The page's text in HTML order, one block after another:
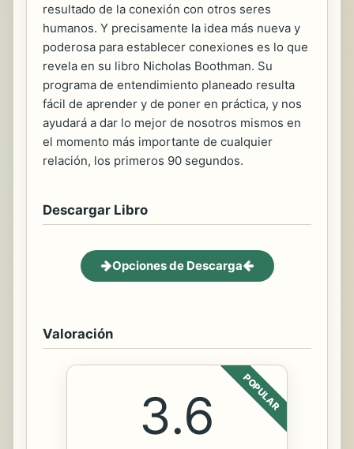
resultado de la conexión con otros seres
humanos. Y precisamente la idea más nueva y
poderosa para establecer conexiones es lo que
revela en su libro Nicholas Boothman. Su
programa de entendimiento planeado resulta
fácil de aprender y de poner en práctica, y nos
ayudará a dar lo mejor de nosotros mismos en
el momento más importante de cualquier
relación, los primeros 90 segundos.
Descargar Libro
Opciones de Descarga
Valoración
POPULAR
3.6